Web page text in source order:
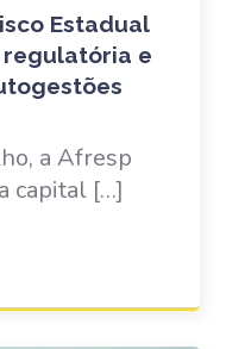
Estadual
e
a Afresp
capital […]